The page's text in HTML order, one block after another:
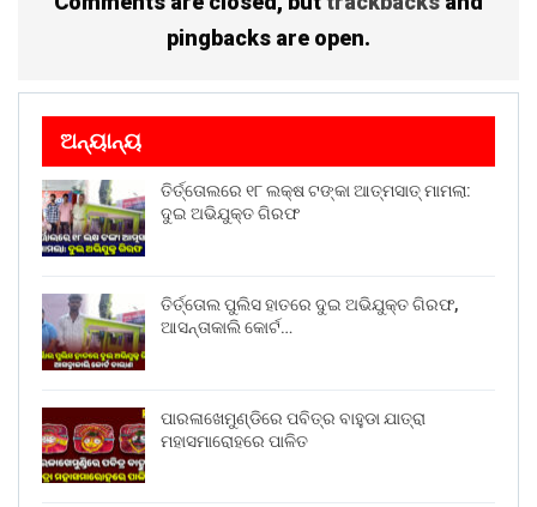
pingbacks are open.
ଅନ୍ୟାନ୍ୟ
ତିର୍ତ୍ତୋଲରେ ୧୮ ଲକ୍ଷ ଟଙ୍କା ଆତ୍ମସାତ୍ ମାମଲା:
ଦୁଇ ଅଭିଯୁକ୍ତ ଗିରଫ
ତିର୍ତ୍ତୋଲ ପୁଲିସ ହାତରେ ଦୁଇ ଅଭିଯୁକ୍ତ ଗିରଫ,
ଆସନ୍ତାକାଲି କୋର୍ଟ…
ପାରଳାଖେମୁଣ୍ଡିରେ ପବିତ୍ର ବାହୁଡା ଯାତ୍ରା
ମହାସମାରୋହରେ ପାଳିତ